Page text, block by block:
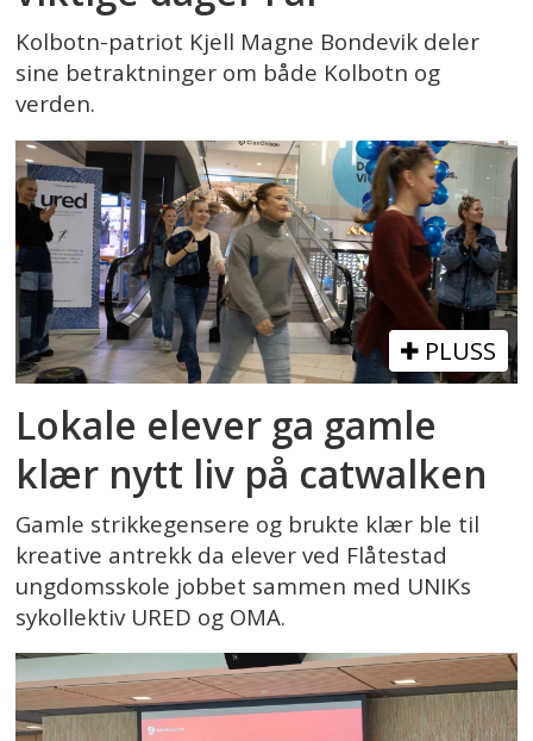
Kolbotn-patriot Kjell Magne Bondevik deler
sine betraktninger om både Kolbotn og
verden.
PLUSS
Lokale elever ga gamle
klær nytt liv på catwalken
Gamle strikkegensere og brukte klær ble til
kreative antrekk da elever ved Flåtestad
ungdomsskole jobbet sammen med UNIKs
sykollektiv URED og OMA.